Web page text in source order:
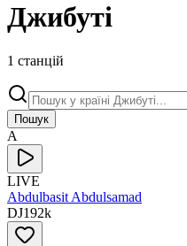
Джибуті
1 станцій
Пошук
A
LIVE
Abdulbasit Abdulsamad
DJ192k